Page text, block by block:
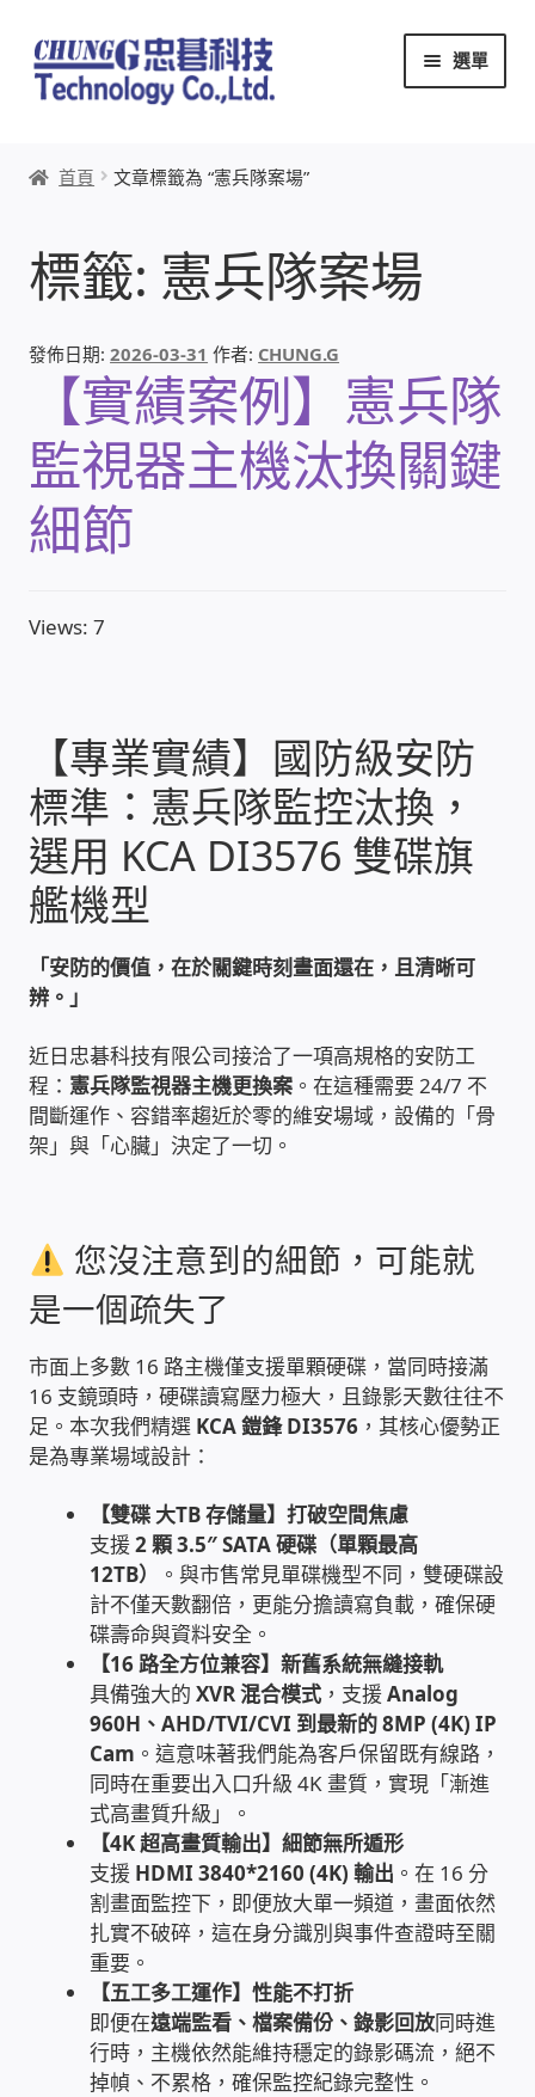
跳
至
導
列
跳
至
主
內
選單
本站文章導覽
創辦人:林慶忠
頭份獅子會
竹南百齡扶輪社
儀器設備
網路建置規劃維修-實績案例
弱電工程-實績案例
插卡計費
自動控制PLC專案設計-實績案例
雲端儲值型電表
電腦資訊-實績案例
電話總機安裝維修-實績案例
聯絡我們
徵 伙伴
公益贊助、社會貢獻
聯盟合作包商
家庭水電修繕
窗簾 窗飾 丈量安裝
電腦維修銷售
電腦維護合約
電腦租賃方案
捷元電腦 NUC迷你電腦 伺服器
飛碟 不斷電 UPS / 穩壓器 AVR
首頁 文章標籤為 “憲兵隊案場”
標籤: 憲兵隊案場
發佈日期:2026-03-31 作者: CHUNG.G
【實績案例】憲兵隊
監視器主機汰換關鍵
細節
Views: 7
【專業實績】國防級安防
標準：憲兵隊監控汰換，
選用 KCA DI3576 雙碟旗
艦機型
「安防的價值，在於關鍵時刻畫面還在，且清晰可
辨。」
近日忠碁科技有限公司接洽了一項高規格的安防工
程： 憲兵隊監視器主機更換案 。在這種需要 24/7 不
間斷運作、容錯率趨近於零的維安場域，設備的「骨
架」與「心臟」決定了一切。
您沒注意到的細節，可能就
是一個疏失了
市面上多數 16 路主機僅支援單顆硬碟，當同時接滿
16 支鏡頭時，硬碟讀寫壓力極大，且錄影天數往往不
足。本次我們精選 KCA 鎧鋒 DI3576 ，其核心優勢正
是為專業場域設計：
【雙碟 大TB 存儲量】打破空間焦慮
支援2 顆 3.5″ SATA 硬碟（單顆最高
12TB）
。與市售常見單碟機型不同，雙硬碟設
計不僅天數翻倍，更能分擔讀寫負載，確保硬
碟壽命與資料安全。
【16 路全方位兼容】新舊系統無縫接軌
具備強大的XVR 混合模式 ，支援Analog
960H、AHD/TVI/CVI 到最新的 8MP (4K) IP
Cam 。這意味著我們能為客戶保留既有線路，
同時在重要出入口升級 4K 畫質，實現「漸進
式高畫質升級」。
【4K 超高畫質輸出】細節無所遁形
支援 HDMI 3840*2160 (4K) 輸出 。在 16 分
割畫面監控下，即便放大單一頻道，畫面依然
扎實不破碎，這在身分識別與事件查證時至關
重要。
【五工多工運作】性能不打折
即便在遠端監看、檔案備份、錄影回放同時進
行時，主機依然能維持穩定的錄影碼流，絕不
掉幀、不累格，確保監控紀錄完整性。